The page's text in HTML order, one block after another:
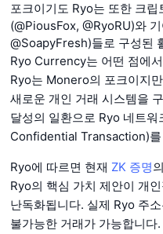
포크이기도 Ryo는 또한 크
(@PiousFox, @RyoRU)와
@SoapyFresh)들로 구성된
Ryo Currency는 어떤 점에
Ryo는 Monero의 포크이지
새로운 개인 거래 시스템을
달성의 일환으로 Ryo 네트
Confidential Transaction)를
Ryo에 따르면 현재 ZK 증명
Ryo의 핵심 가치 제안이 개
난독화됩니다. 실제 Ryo 주
불가능한 거래가 가능합니